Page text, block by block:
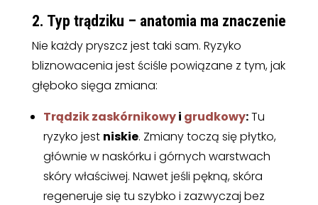
2. Typ trądziku – anatomia ma znaczenie
Nie każdy pryszcz jest taki sam. Ryzyko
bliznowacenia jest ściśle powiązane z tym, jak
głęboko sięga zmiana:
Trądzik zaskórnikowyi grudkowy:Tu
ryzyko jest niskie. Zmiany toczą się płytko,
głównie w naskórku i górnych warstwach
skóry właściwej. Nawet jeśli pękną, skóra
regeneruje się tu szybko i zazwyczaj bez